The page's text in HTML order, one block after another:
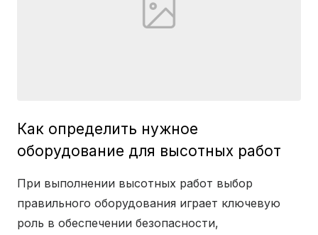
Как определить нужное
оборудование для высотных работ
При выполнении высотных работ выбор
правильного оборудования играет ключевую
роль в обеспечении безопасности,